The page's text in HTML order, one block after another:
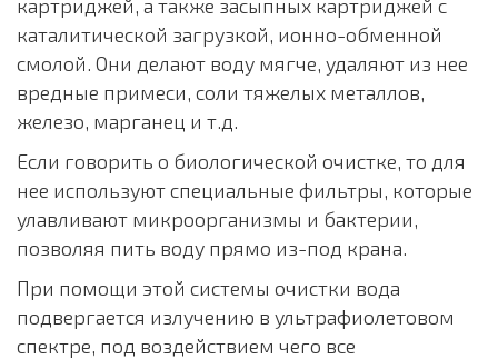
картриджей, а также засыпных картриджей с
каталитической загрузкой, ионно-обменной
смолой. Они делают воду мягче, удаляют из нее
вредные примеси, соли тяжелых металлов,
железо, марганец и т.д.
Если говорить о биологической очистке, то для
нее используют специальные фильтры, которые
улавливают микроорганизмы и бактерии,
позволяя пить воду прямо из-под крана.
При помощи этой системы очистки вода
подвергается излучению в ультрафиолетовом
спектре, под воздействием чего все